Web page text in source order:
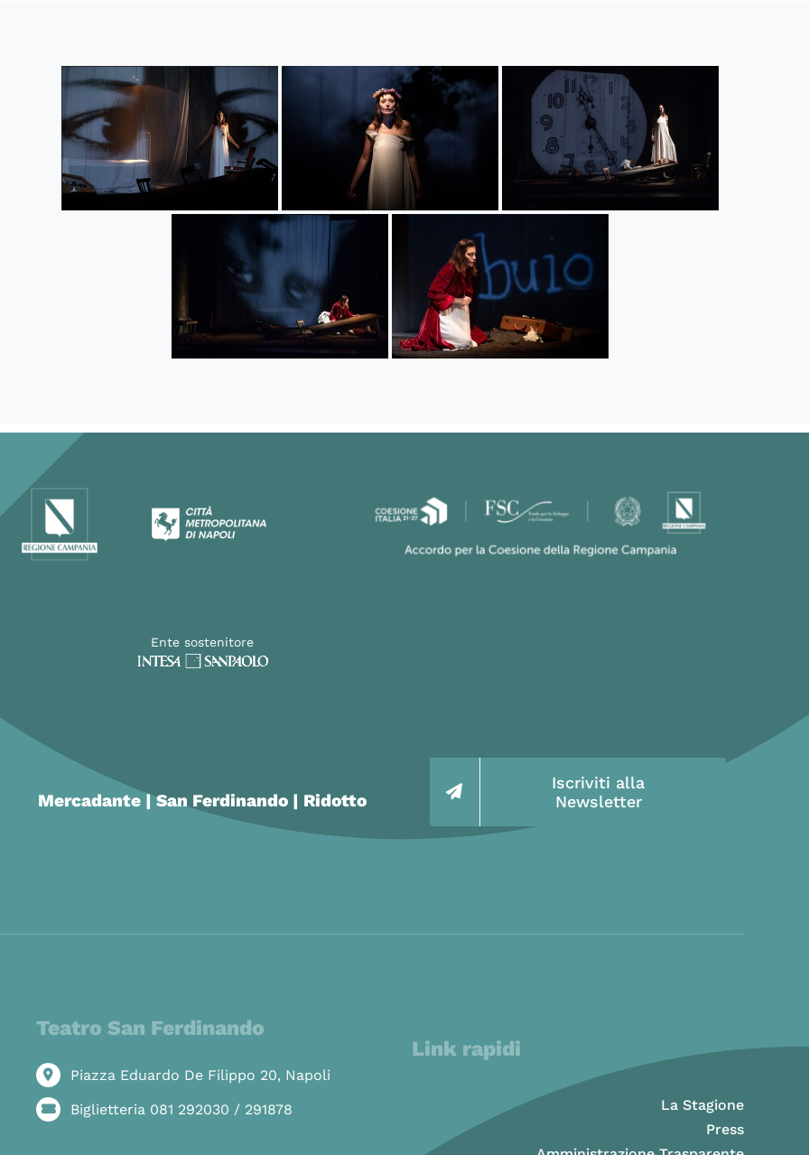
Ente sostenitore
Mercadante | San Ferdinando | Ridotto
Iscriviti alla
Newsletter
Teatro San Ferdinando
Piazza Eduardo De Filippo 20, Napoli
Biglietteria 081 292030 / 291878
Link rapidi
La Stagione
Press